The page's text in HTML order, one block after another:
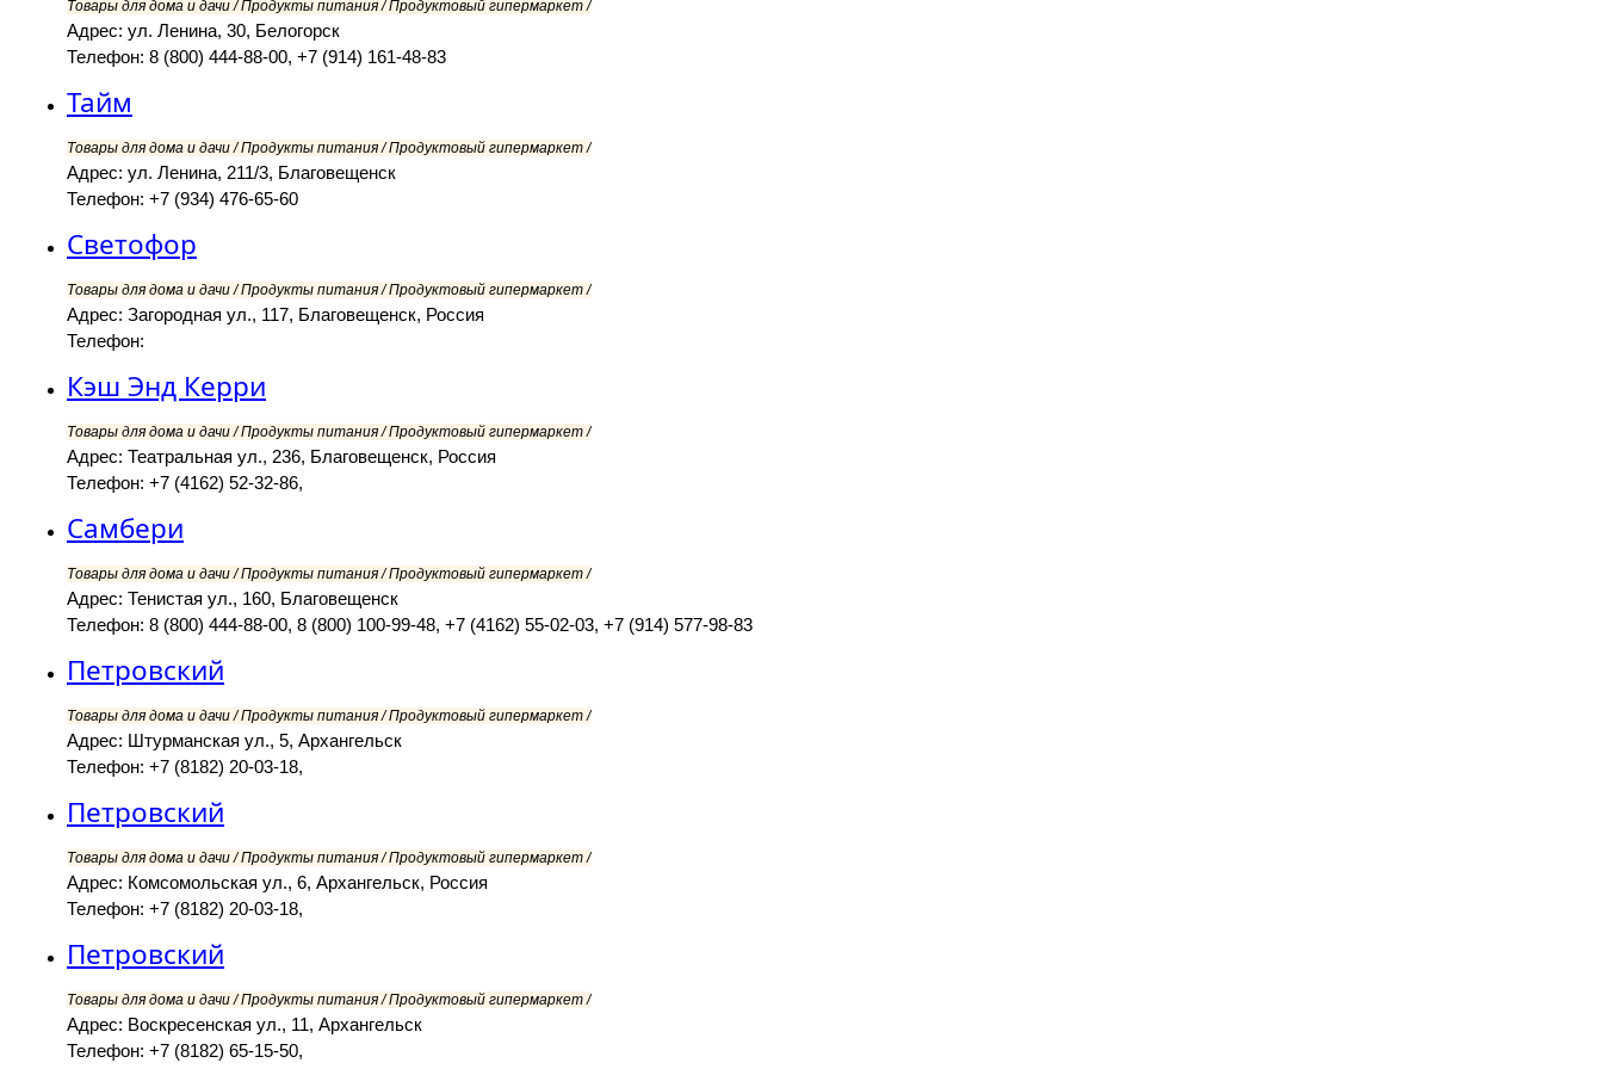
Товары для дома и дачи / Продукты питания / Продуктовый гипермаркет /
Адрес: ул. Ленина, 30, Белогорск
Телефон: 8 (800) 444-88-00, +7 (914) 161-48-83
Тайм
Товары для дома и дачи / Продукты питания / Продуктовый гипермаркет /
Адрес: ул. Ленина, 211/3, Благовещенск
Телефон: +7 (934) 476-65-60
Светофор
Товары для дома и дачи / Продукты питания / Продуктовый гипермаркет /
Адрес: Загородная ул., 117, Благовещенск, Россия
Телефон:
Кэш Энд Керри
Товары для дома и дачи / Продукты питания / Продуктовый гипермаркет /
Адрес: Театральная ул., 236, Благовещенск, Россия
Телефон: +7 (4162) 52-32-86,
Самбери
Товары для дома и дачи / Продукты питания / Продуктовый гипермаркет /
Адрес: Тенистая ул., 160, Благовещенск
Телефон: 8 (800) 444-88-00, 8 (800) 100-99-48, +7 (4162) 55-02-03, +7 (914) 577-98-83
Петровский
Товары для дома и дачи / Продукты питания / Продуктовый гипермаркет /
Адрес: Штурманская ул., 5, Архангельск
Телефон: +7 (8182) 20-03-18,
Петровский
Товары для дома и дачи / Продукты питания / Продуктовый гипермаркет /
Адрес: Комсомольская ул., 6, Архангельск, Россия
Телефон: +7 (8182) 20-03-18,
Петровский
Товары для дома и дачи / Продукты питания / Продуктовый гипермаркет /
Адрес: Воскресенская ул., 11, Архангельск
Телефон: +7 (8182) 65-15-50,